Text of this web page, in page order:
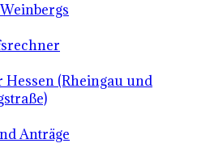
Hessen (Rheingau und
Anträge